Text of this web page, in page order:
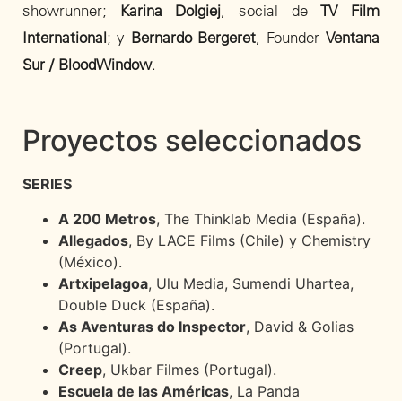
showrunner; Karina Dolgiej , social deTV Film
International; y Bernardo Bergeret , FounderVentana
Sur / BloodWindow.
Proyectos seleccionados
SERIES
A 200 Metros, The Thinklab Media (España).
Allegados, By LACE Films (Chile) y Chemistry
(México).
Artxipelagoa, Ulu Media, Sumendi Uhartea,
Double Duck (España).
As Aventuras do Inspector, David & Golias
(Portugal).
Creep, Ukbar Filmes (Portugal).
Escuela de las Américas, La Panda